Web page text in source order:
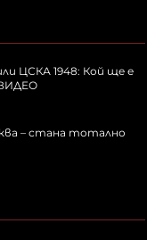
ЦСКА 1948: Кой ще е
– стана тотално